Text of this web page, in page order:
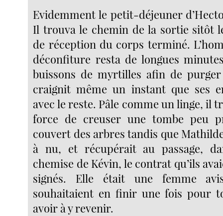
Evidemment le petit-déjeuner
Il trouva le chemin de la sortie sitôt
de réception du corps terminé.
déconfiture resta de longues
buissons de myrtilles afin de
craignit même un instant que ses
avec le reste. Pâle comme un linge, il
force de creuser une tombe peu
couvert des arbres tandis que
à nu, et récupérait au passage,
chemise de Kévin, le contrat qu’ils
signés. Elle était une femme
souhaitaient en finir une fois pour
avoir à y revenir.